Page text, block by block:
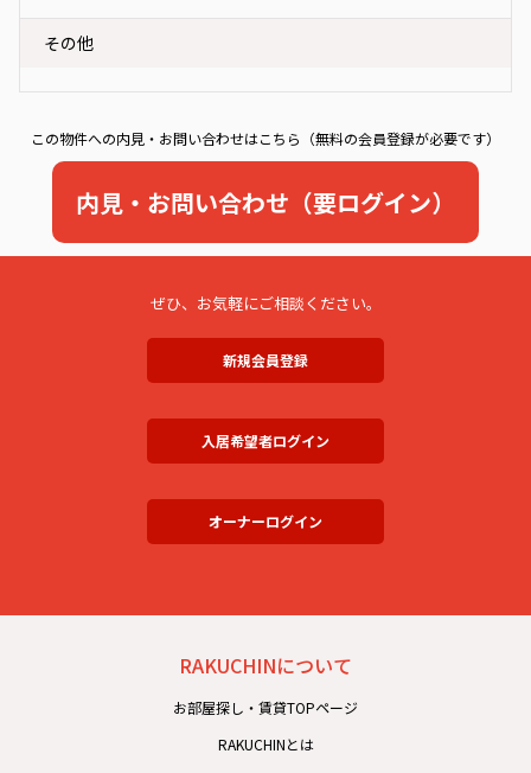
その他
この物件への内見・お問い合わせはこちら（無料の会員登録が必要です）
内見・お問い合わせ（要ログイン）
ぜひ、お気軽にご相談ください。
新規会員登録
入居希望者ログイン
オーナーログイン
RAKUCHINについて
お部屋探し・賃貸TOPページ
RAKUCHINとは